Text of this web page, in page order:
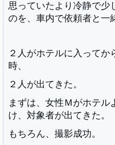
思っていたより冷静で少
のを、車内で依頼者と一
２人がホテルに入って
時、
２人が出てきた。
まずは、女性Ｍがホテ
け、対象者が出てきた。
もちろん、撮影成功。